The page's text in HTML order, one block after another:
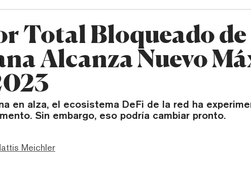
Total Bloqueado de
Alcanza Nuevo
en alza, el ecosistema DeFi de la red ha
Sin embargo, eso podría cambiar pronto.
Meichler